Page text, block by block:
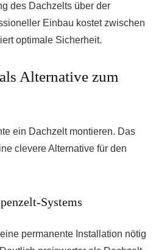
des Dachzelts über der
Einbau kostet zwischen
optimale Sicherheit.
Alternative zum
ein Dachzelt montieren. Das
clevere Alternative für den
Systems
permanente Installation nötig